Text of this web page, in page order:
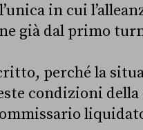
in cui
già dal primo
perché la
condizioni